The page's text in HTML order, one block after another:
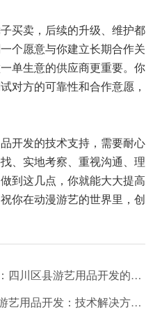
买卖，后续的升级、维护都
个愿意与你建立长期合作关
单生意的供应商更重要。你
对方的可靠性和合作意愿，
开发的技术支持，需要耐心
、实地考察、重视沟通、理
到这几点，你就能大大提高
你在动漫游艺的世界里，创
技术交流转让：四川区县游艺用品开发的最新趋势是什么？
四川区县动漫游艺用品开发：技术解决方案有哪些？